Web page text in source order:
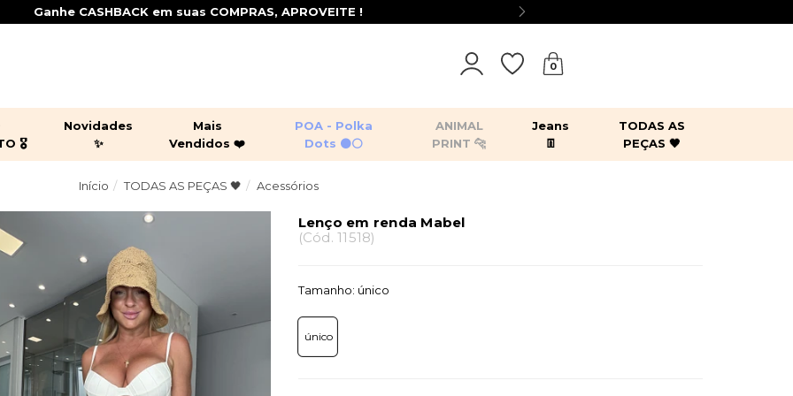
Ganhe CASHBACK em suas COMPRAS, APROVEITE !
0
🎖️
Novidades
✨
Mais
Vendidos ❤️
POA - Polka
Dots ⚫⚪
ANIMAL
PRINT 🐆
Jeans
👖
TODAS AS
PEÇAS 🖤
casacos jaquetas blazers
macacões
Início TODAS AS PEÇAS 🖤 Acessórios
Lenço em renda Mabel
(Cód. 11518)
Tamanho: único
único